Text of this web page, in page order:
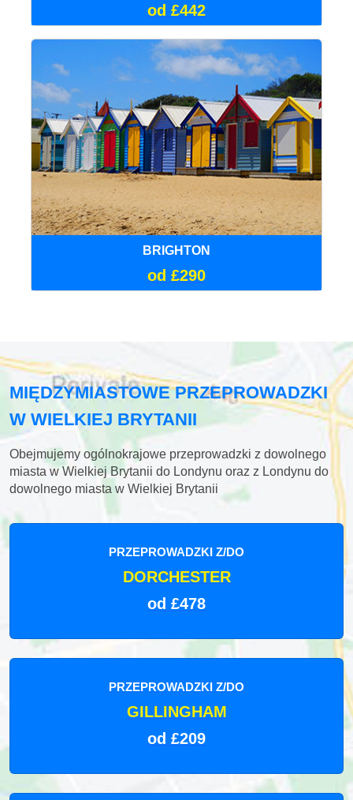
od £442
BRIGHTON
od £290
MIĘDZYMIASTOWE PRZEPROWADZKI
W WIELKIEJ BRYTANII
Obejmujemy ogólnokrajowe przeprowadzki z dowolnego
miasta w Wielkiej Brytanii do Londynu oraz z Londynu do
dowolnego miasta w Wielkiej Brytanii
PRZEPROWADZKI Z/DO
DORCHESTER
od £478
PRZEPROWADZKI Z/DO
GILLINGHAM
od £209